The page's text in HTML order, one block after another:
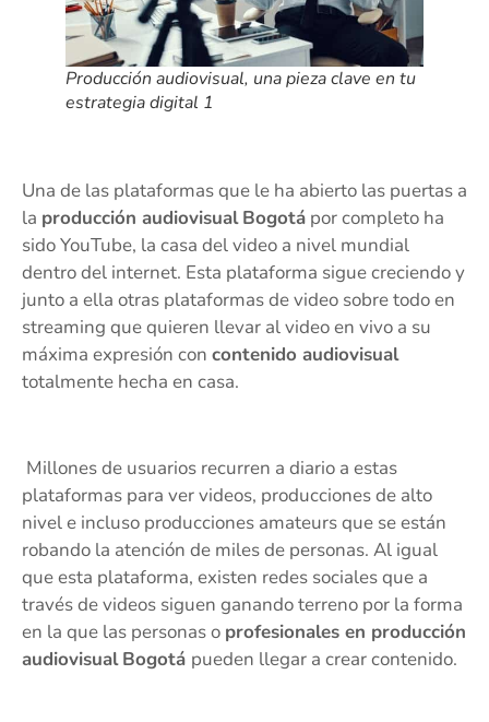
Producción audiovisual, una pieza clave en tu
estrategia digital 1
Una de las plataformas que le ha abierto las puertas a
la producción audiovisual Bogotá por completo ha
sido YouTube, la casa del video a nivel mundial
dentro del internet. Esta plataforma sigue creciendo y
junto a ella otras plataformas de video sobre todo en
streaming que quieren llevar al video en vivo a su
máxima expresión con contenido audiovisual
totalmente hecha en casa.
Millones de usuarios recurren a diario a estas
plataformas para ver videos, producciones de alto
nivel e incluso producciones amateurs que se están
robando la atención de miles de personas. Al igual
que esta plataforma, existen redes sociales que a
través de videos siguen ganando terreno por la forma
en la que las personas o profesionales en producción
audiovisual Bogotá pueden llegar a crear contenido.